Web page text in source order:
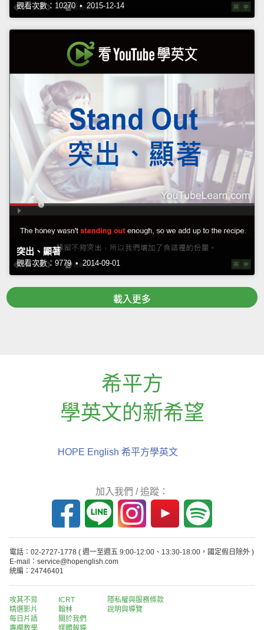
觀看次數：10270 • 2015-12-14
突出、顯著
觀看次數：9779 • 2014-09-01
載入更多
希平方
學英文的新希望
HOPE English 希平方學英文
加入我們 / 追蹤：
電話：02-2727-1778 ( 週一至週五 9:00-12:00、13:30-18:00，國定假日除外 )
E-mail：service@hopenglish.com
統編：24746401
攻其不背
精選影片
每日片語
專欄教學
ICRT
翰林
關於我們
媒體報導
隱私權與服務條款
說明與導覽